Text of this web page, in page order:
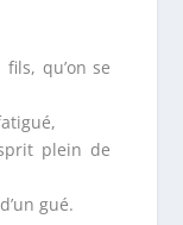
qu’on se
plein de
gué.